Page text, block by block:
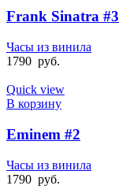
Frank Sinatra #3
Часы из винила
1790 руб.
Quick view
В корзину
Eminem #2
Часы из винила
1790 руб.